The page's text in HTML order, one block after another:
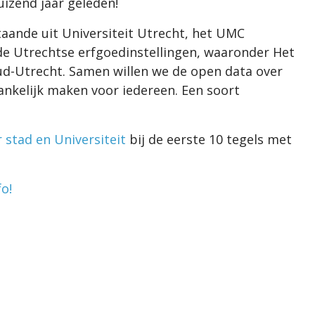
uit Universiteit Utrecht, het UMC
Utrechtse erfgoedinstellingen, waaronder Het
Utrecht. Samen willen we de open data over
maken voor iedereen. Een soort
stad en Universiteit bij de eerste 10 tegels met